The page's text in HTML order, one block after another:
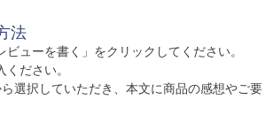
ニエ
マル
七五三
入・サポート
内
法
ューを書く」をクリックしてください。
ださい。
選択していただき、本文に商品の感想やご要